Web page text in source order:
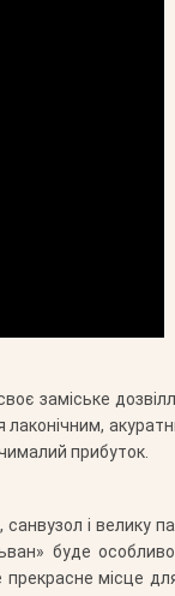
заміське
лаконічним,
прибуток.
санвузол і велику
буде
місце